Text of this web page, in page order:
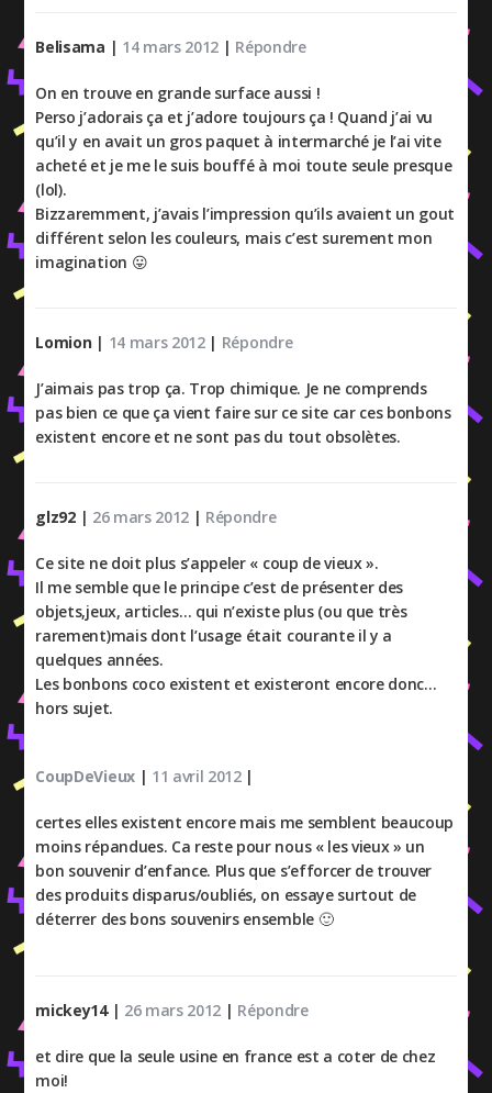
Belisama | 14 mars 2012 | Répondre
On en trouve en grande surface aussi !
Perso j’adorais ça et j’adore toujours ça ! Quand j’ai vu
qu’il y en avait un gros paquet à intermarché je l’ai vite
acheté et je me le suis bouffé à moi toute seule presque
(lol).
Bizzaremment, j’avais l’impression qu’ils avaient un gout
différent selon les couleurs, mais c’est surement mon
imagination 😛
Lomion | 14 mars 2012| Répondre
J’aimais pas trop ça. Trop chimique. Je ne comprends
pas bien ce que ça vient faire sur ce site car ces bonbons
existent encore et ne sont pas du tout obsolètes.
glz92 | 26 mars 2012 | Répondre
Ce site ne doit plus s’appeler « coup de vieux ».
Il me semble que le principe c’est de présenter des
objets,jeux, articles… qui n’existe plus (ou que très
rarement)mais dont l’usage était courante il y a
quelques années.
Les bonbons coco existent et existeront encore donc…
hors sujet.
CoupDeVieux | 11 avril 2012|
certes elles existent encore mais me semblent beaucoup
moins répandues. Ca reste pour nous « les vieux » un
bon souvenir d’enfance. Plus que s’efforcer de trouver
des produits disparus/oubliés, on essaye surtout de
déterrer des bons souvenirs ensemble 🙂
mickey14 | 26 mars 2012 | Répondre
et dire que la seule usine en france est a coter de chez
moi!